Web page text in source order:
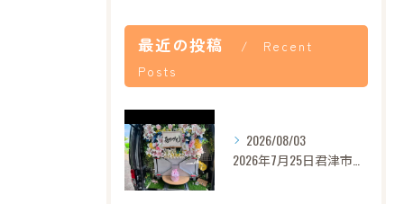
最近の投稿
Recent
Posts
2026/08/03